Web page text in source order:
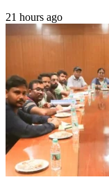
21 hours ago